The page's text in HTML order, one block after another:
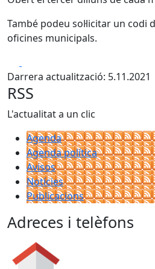
També podeu sol·licitar un codi
oficines municipals.
Darrera actualització: 5.11.2021
RSS
L'actualitat a un clic
Agenda
Agenda política
Avisos
Notícies
Publicacions
Adreces i telèfons